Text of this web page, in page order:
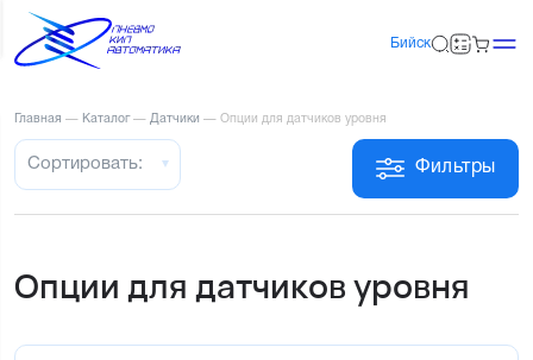
Бийск
Главная — Каталог — Датчики — Опции для датчиков уровня
Фильтры
Сортировать:
Опции для датчиков уровня